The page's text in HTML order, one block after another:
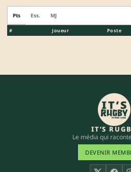
Pts Ess. MJ
# Joueur Poste
IT’S
Le média qui
DEVENIR